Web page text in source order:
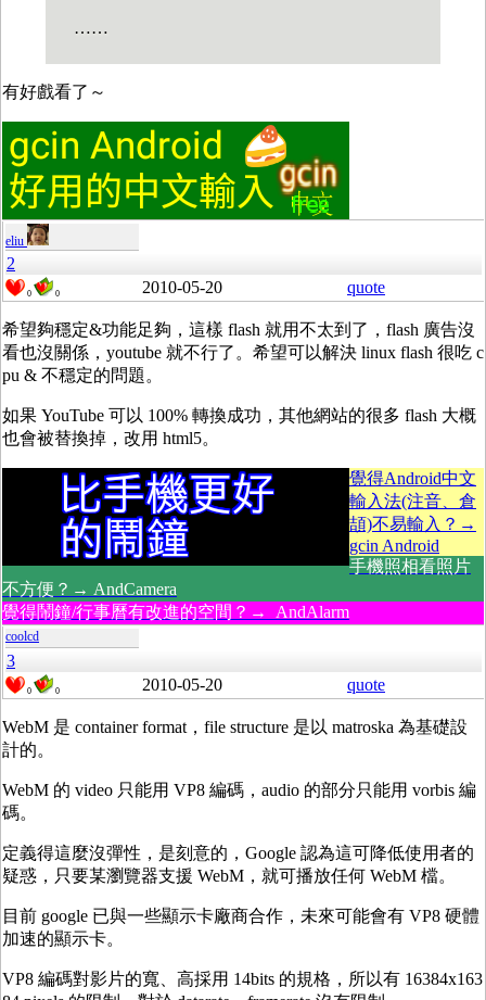
……
有好戲看了～
eliu
2
0 0 2010-05-20 quote
希望夠穩定&功能足夠，這樣 flash 就用不太到了，flash 廣告沒
看也沒關係，youtube 就不行了。希望可以解決 linux flash 很吃 c
pu & 不穩定的問題。
如果 YouTube 可以 100% 轉換成功，其他網站的很多 flash 大概
也會被替換掉，改用 html5。
覺得Android中文
輸入法(注音、倉
頡)不易輸入？→
gcin Android
手機照相看照片
不方便？→ AndCamera
覺得鬧鐘/行事曆有改進的空間？→ AndAlarm
coolcd
3
0 0 2010-05-20 quote
WebM 是 container format，file structure 是以 matroska 為基礎設
計的。
WebM 的 video 只能用 VP8 編碼，audio 的部分只能用 vorbis 編
碼。
定義得這麼沒彈性，是刻意的，Google 認為這可降低使用者的
疑惑，只要某瀏覽器支援 WebM，就可播放任何 WebM 檔。
目前 google 已與一些顯示卡廠商合作，未來可能會有 VP8 硬體
加速的顯示卡。
VP8 編碼對影片的寬、高採用 14bits 的規格，所以有 16384x163